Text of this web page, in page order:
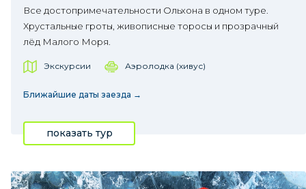
Все достопримечательности Ольхона в одном туре.
Хрустальные гроты, живописные торосы и прозрачный
лёд Малого Моря.
Экскурсии Аэролодка (хивус)
Ближайшие даты заезда →
показать тур